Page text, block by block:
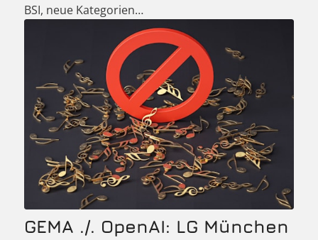
BSI, neue Kategorien…
GEMA ./. OpenAI: LG München